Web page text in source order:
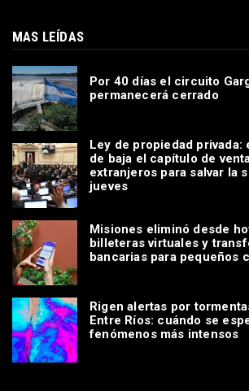
MAS LEÍDAS
Por 40 días el circuito
permanecerá cerrado
Ley de propiedad
de baja el capítulo de
extranjeros para salvar la
jueves
Misiones eliminó desde
billeteras virtuales y
bancarias para pequeños
Rigen alertas por
Entre Ríos: cuándo se
fenómenos más intensos